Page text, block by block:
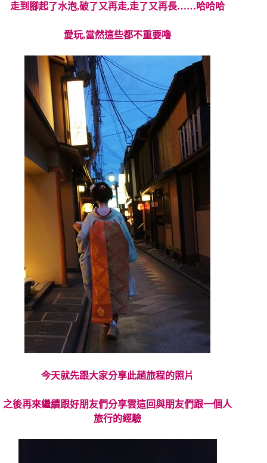
走到腳起了水泡,破了又再走,走了又再長……哈哈哈
愛玩,當然這些都不重要嚕
今天就先跟大家分享此趟旅程的照片
之後再來繼續跟好朋友們分享雲這回與朋友們跟一個人
旅行的經驗